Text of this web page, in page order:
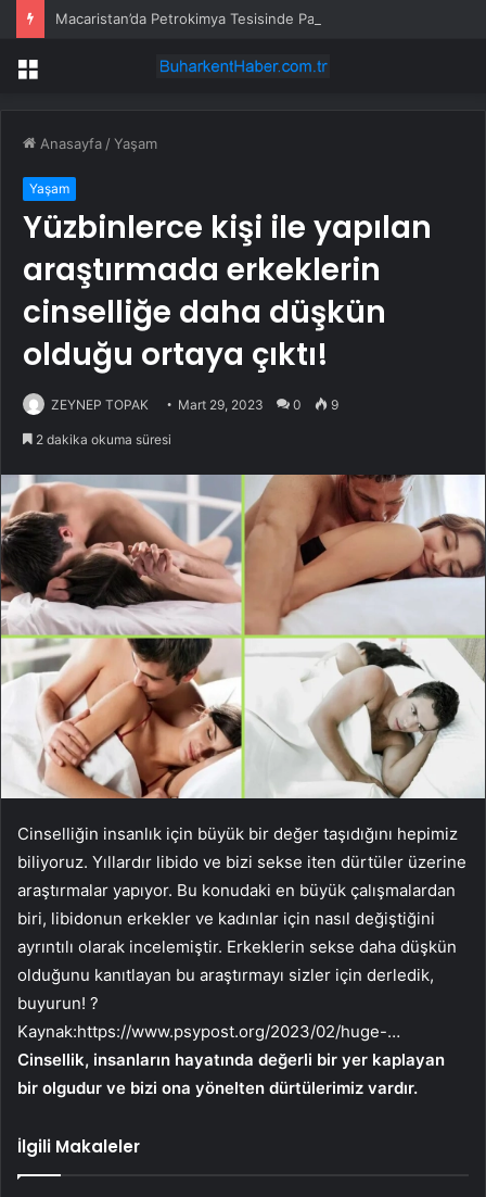
Macaristan’da Petrokimya Tesisinde Patlama
Menü
Anasayfa /Yaşam
Yaşam
Yüzbinlerce kişi ile yapılan
araştırmada erkeklerin
cinselliğe daha düşkün
olduğu ortaya çıktı!
ZEYNEP TOPAK Mart 29, 2023 0 9
2 dakika okuma süresi
Cinselliğin insanlık için büyük bir değer taşıdığını hepimiz
biliyoruz. Yıllardır libido ve bizi sekse iten dürtüler üzerine
araştırmalar yapıyor. Bu konudaki en büyük çalışmalardan
biri, libidonun erkekler ve kadınlar için nasıl değiştiğini
ayrıntılı olarak incelemiştir. Erkeklerin sekse daha düşkün
olduğunu kanıtlayan bu araştırmayı sizler için derledik,
buyurun! ?
Kaynak:https://www.psypost.org/2023/02/huge-…
Cinsellik, insanların hayatında değerli bir yer kaplayan
bir olgudur ve bizi ona yönelten dürtülerimiz vardır.
İlgili Makaleler